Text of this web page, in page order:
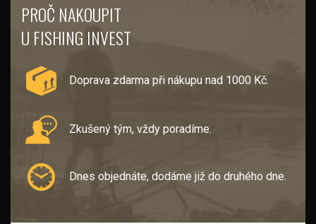
PROČ NAKOUPIT
U FISHING INVEST
Doprava zdarma při nákupu nad 1000 Kč.
Zkušený tým, vždy poradíme.
Dnes objednáte, dodáme již do druhého dne.